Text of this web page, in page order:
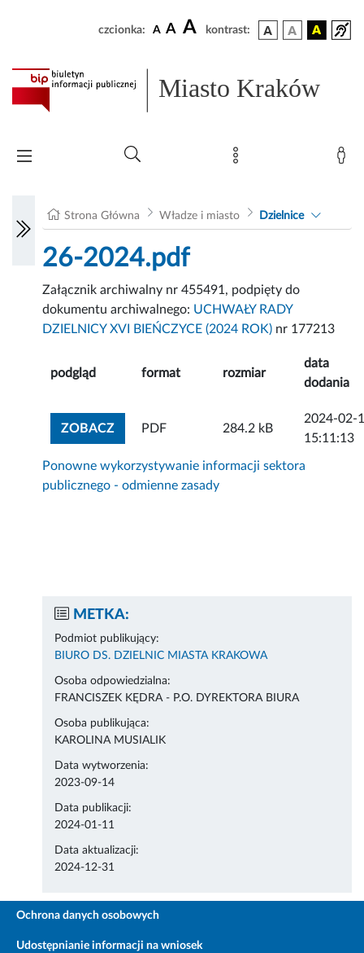
czcionka: A A A kontrast:
Miasto Kraków
Strona Główna Władze i miasto Dzielnice
26-2024.pdf
Załącznik archiwalny nr 455491, podpięty do
dokumentu archiwalnego: UCHWAŁY RADY
DZIELNICY XVI BIEŃCZYCE (2024 ROK) nr 177213
podgląd format rozmiar
data
dodania
ZOBACZZOBACZ ZAŁĄCZNIK
PDF 284.2 kB
2024-02-
15:11:13
Ponowne wykorzystywanie informacji sektora
publicznego - odmienne zasady
METKA:
Podmiot publikujący:
BIURO DS. DZIELNIC MIASTA KRAKOWA
Osoba odpowiedzialna:
FRANCISZEK KĘDRA - P.O. DYREKTORA BIURA
Osoba publikująca:
KAROLINA MUSIALIK
Data wytworzenia:
2023-09-14
Data publikacji:
2024-01-11
Data aktualizacji:
2024-12-31
Ochrona danych osobowych
Udostępnianie informacji na wniosek